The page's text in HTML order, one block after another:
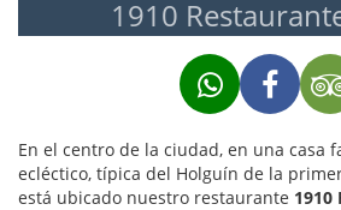
1910
En el centro de la ciudad, en una casa
ecléctico, típica del Holguín de la
está ubicado nuestro restaurante 1910